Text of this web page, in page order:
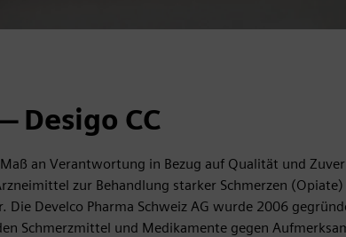
Desigo CC
an Verantwortung in Bezug auf Qualität und
zur Behandlung starker Schmerzen
Develco Pharma Schweiz AG wurde 2006
Schmerzmittel und Medikamente gegen